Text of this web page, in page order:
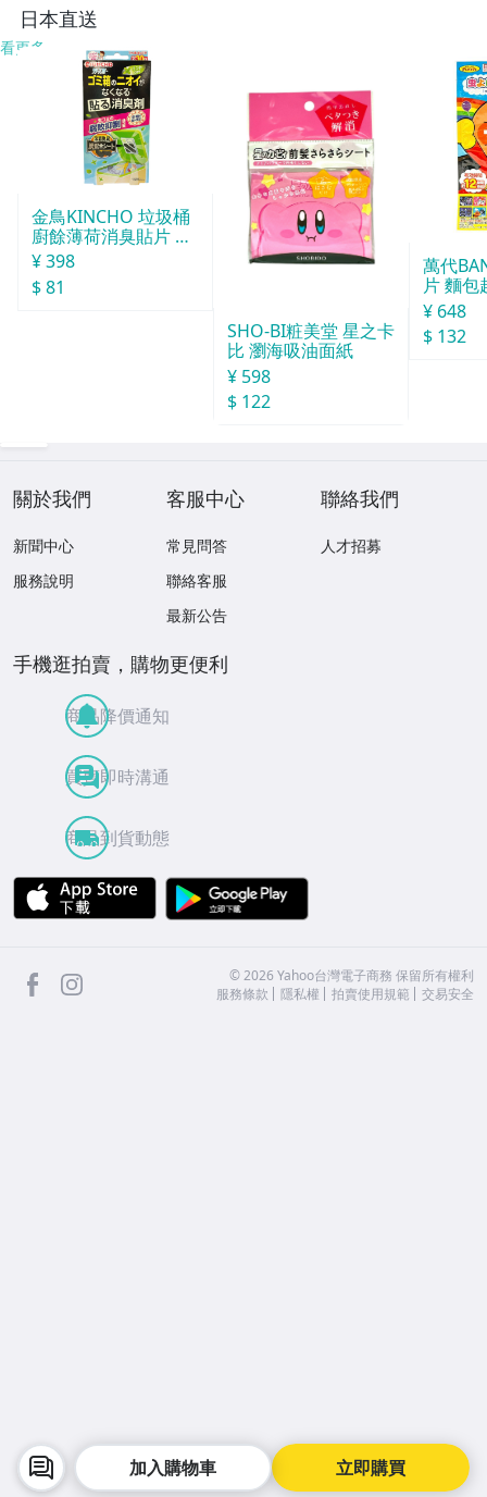
立即購買
加入購物車
日本直送
看更多
金鳥KINCHO 垃圾桶
廚餘薄荷消臭貼片 約
30天分
¥ 398
$ 81
SHO-BI粧美堂 星之卡
比 瀏海吸油面紙
¥ 598
$ 122
萬代
片 麵包
¥ 648
$ 132
關於我們
新聞中心
服務說明
客服中心
常見問答
聯絡客服
最新公告
聯絡我們
人才招募
手機逛拍賣，購物更便利
商品降價通知
買賣即時溝通
商品到貨動態
APP Store
facebook ©2026 Yahoo台灣電子商務 保留所有權利
服務條款
隱私權 拍賣使用規範 交易安全